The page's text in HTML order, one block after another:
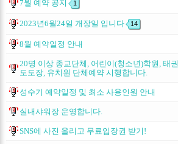
7월 예약 공지 1
2023년6월24일 개장일 입니다 14
8월 예약일정 안내
20명 이상 종교단체, 어린이(청소년)학원, 태권
도도장, 유치원 단체예약 시행합니다.
성수기 예약일정 및 최소 사용인원 안내
실내샤워장 운영합니다.
SNS에 사진 올리고 무료입장권 받기!